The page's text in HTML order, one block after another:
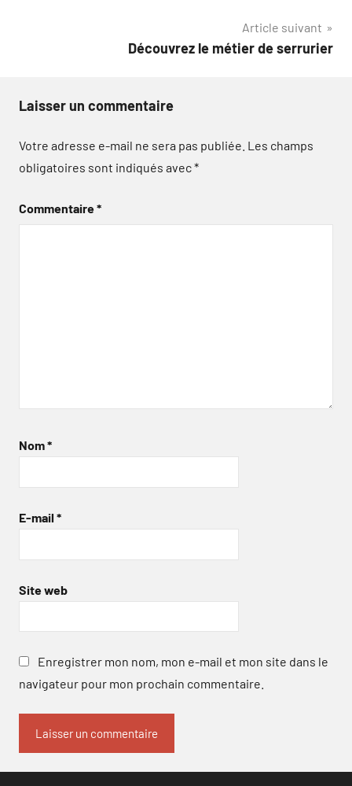
Article suivant
Découvrez le métier de serrurier
Laisser un commentaire
Votre adresse e-mail ne sera pas publiée. Les champs
obligatoires sont indiqués avec*
Commentaire*
Nom*
E-mail *
Site web
Enregistrer mon nom, mon e-mail et mon site dans le
navigateur pour mon prochain commentaire.